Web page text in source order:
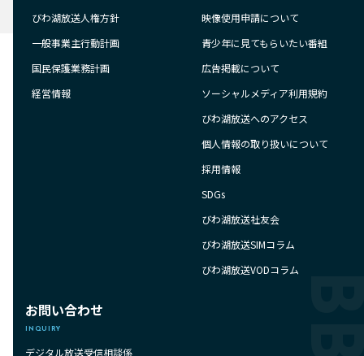
びわ湖放送人権方針
一般事業主行動計画
国民保護業務計画
経営情報
映像使用申請について
青少年に見てもらいたい番組
広告掲載について
ソーシャルメディア利用規約
びわ湖放送へのアクセス
個人情報の取り扱いについて
採用情報
SDGs
びわ湖放送社友会
びわ湖放送SIMコラム
びわ湖放送VODコラム
お問い合わせ
INQUIRY
デジタル放送受信相談係